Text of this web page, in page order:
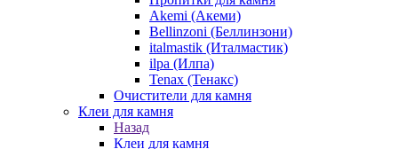
Akemi (Акеми)
Bellinzoni (Беллинзони)
italmastik (Италмастик)
ilpa (Илпа)
Tenax (Тенакс)
Очистители для камня
Клеи для камня
Назад
Клеи для камня